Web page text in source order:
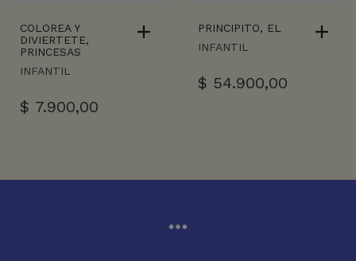
COLOREA Y
DIVIERTETE,
PRINCESAS
INFANTIL
$ 7.900,00
PRINCIPITO, EL
INFANTIL
$ 54.900,00